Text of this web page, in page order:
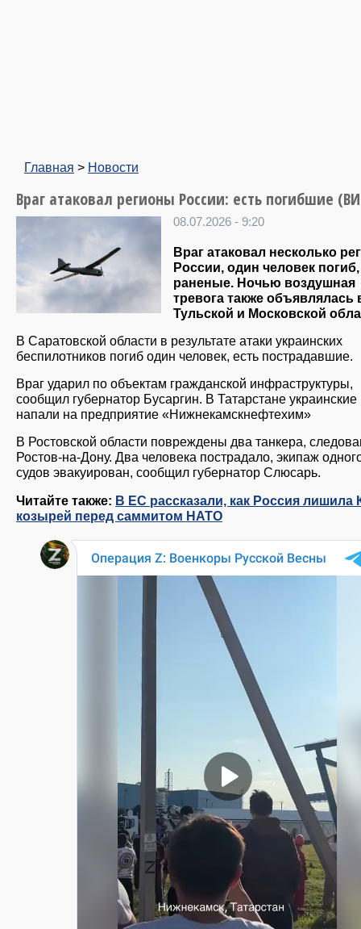
Главная > Новости
Враг атаковал регионы России: есть погибшие
08.07.2026 - 9:20
Враг атаковал несколько
России, один человек погиб,
раненые. Ночью воздушная
тревога также объявлялась
Тульской и Московской
В Саратовской области в результате атаки украинских
беспилотников погиб один человек, есть пострадавшие.
Враг ударил по объектам гражданской инфраструктуры,
сообщил губернатор Бусаргин. В Татарстане
напали на предприятие «Нижнекамскнефтехим»
В Ростовской области повреждены два танкера,
Ростов-на-Дону. Два человека пострадало, экипаж
судов эвакуирован, сообщил губернатор Слюсарь.
Читайте также: В ЕС рассказали, как Россия лишила
козырей перед саммитом НАТО